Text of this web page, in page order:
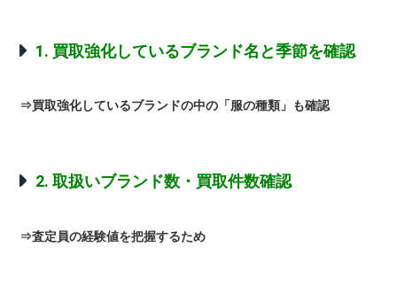
1. 買取強化しているブランド名と季節を確認
⇒買取強化しているブランドの中の「服の種類」も確認
2. 取扱いブランド数・買取件数確認
⇒査定員の経験値を把握するため